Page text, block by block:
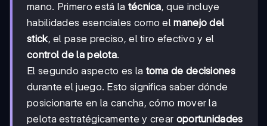
mano. Primero está la técnica, que incluye
habilidades esenciales como elmanejo del
stick, el pase preciso, el tiro efectivo y el
control de la pelota.
El segundo aspecto es la toma de decisiones
durante el juego. Esto significa saber dónde
posicionarte en la cancha, cómo mover la
pelota estratégicamente y crear oportunidades